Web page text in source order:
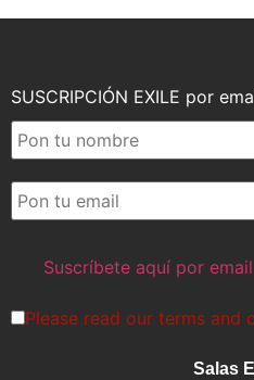
SUSCRIPCIÓN EXILE por
Please read our terms and
Salas